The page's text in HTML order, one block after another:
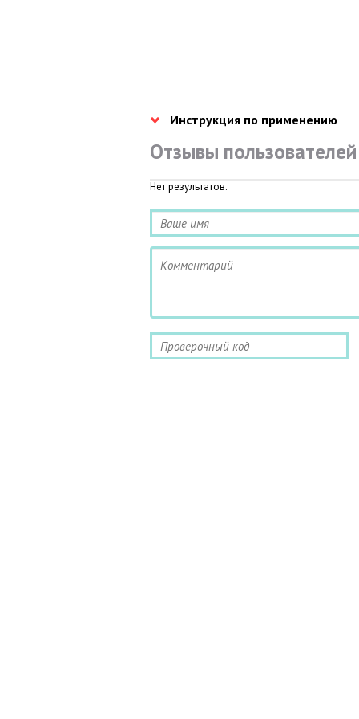
Инструкция по применению
Отзывы пользователей
Нет результатов.